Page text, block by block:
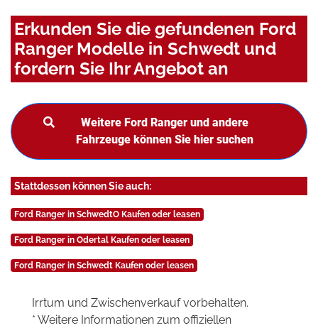
Erkunden Sie die gefundenen Ford
Ranger Modelle in Schwedt und
fordern Sie Ihr Angebot an
Weitere Ford Ranger und andere
Fahrzeuge können Sie hier suchen
Stattdessen können Sie auch:
Ford Ranger in SchwedtO Kaufen oder leasen
Ford Ranger in Odertal Kaufen oder leasen
Ford Ranger in Schwedt Kaufen oder leasen
Irrtum und Zwischenverkauf vorbehalten.
* Weitere Informationen zum offiziellen